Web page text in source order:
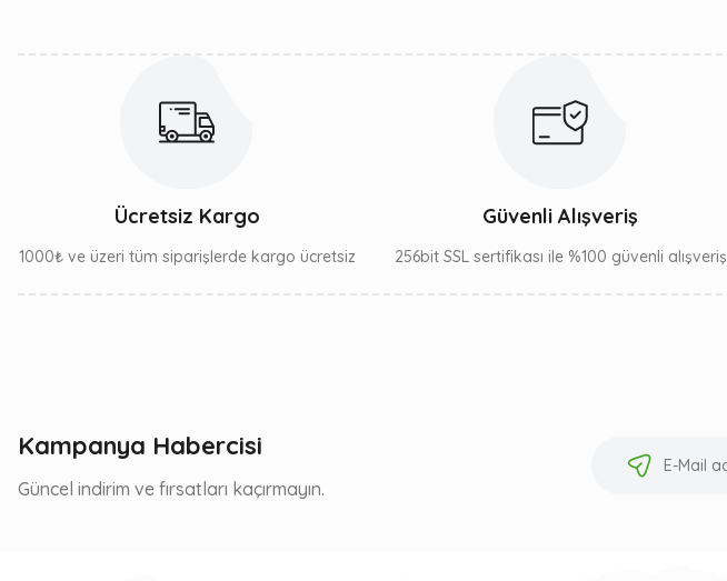
Ücretsiz Kargo
1000₺ ve üzeri tüm siparişlerde kargo ücretsiz
Güvenli Alışveriş
256bit SSL sertifikası ile %100 güvenli alışveriş
Kampanya Habercisi
Güncel indirim ve fırsatları kaçırmayın.